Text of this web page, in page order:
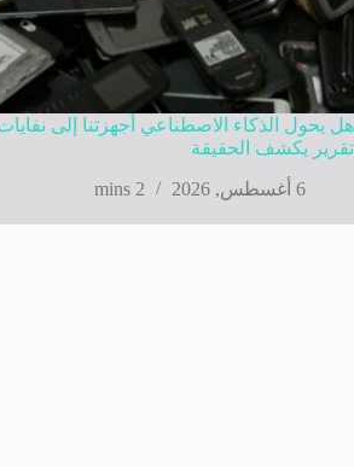
هل يحول الذكاء الاصطناعي أجهزتنا إلى
تقرير يكشف الحقيقة
6 أغسطس, 2026
2 mins